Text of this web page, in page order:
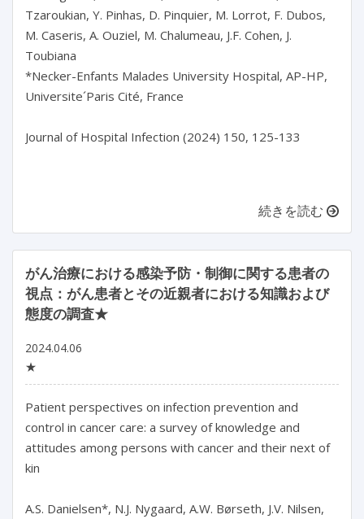
Tzaroukian, Y. Pinhas, D. Pinquier, M. Lorrot, F. Dubos,
M. Caseris, A. Ouziel, M. Chalumeau, J.F. Cohen, J.
Toubiana
*Necker-Enfants Malades University Hospital, AP-HP,
Universite´Paris Cité, France
Journal of Hospital Infection (2024) 150, 125-133
続きを読む
がん治療における感染予防・制御に関する患者の
視点：がん患者とその近親者における知識および
態度の調査★
2024.04.06
★
Patient perspectives on infection prevention and
control in cancer care: a survey of knowledge and
attitudes among persons with cancer and their next of
kin
A.S. Danielsen*, N.J. Nygaard, A.W. Børseth, J.V. Nilsen,